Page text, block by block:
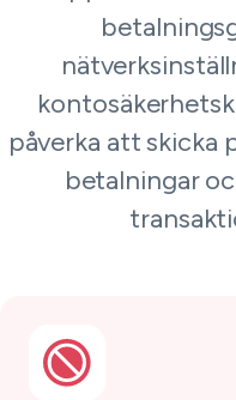
påverka att skicka
betalningar